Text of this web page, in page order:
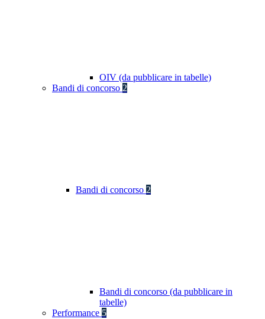
OIV (da pubblicare in tabelle)
Bandi di concorso 2
Bandi di concorso 2
Bandi di concorso (da pubblicare in
tabelle)
Performance 5